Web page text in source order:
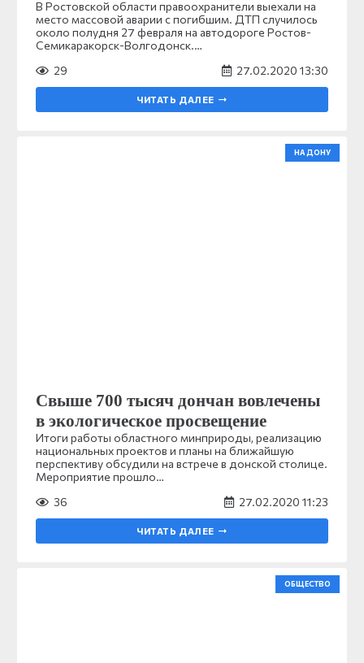
В Ростовской области правоохранители выехали на
место массовой аварии с погибшим. ДТП случилось
около полудня 27 февраля на автодороге Ростов-
Семикаракорск-Волгодонск.…
29
27.02.2020 13:30
ЧИТАТЬ ДАЛЕЕ
НА ДОНУ
Свыше 700 тысяч дончан вовлечены
в экологическое просвещение
Итоги работы областного минприроды, реализацию
национальных проектов и планы на ближайшую
перспективу обсудили на встрече в донской столице.
Мероприятие прошло…
36
27.02.2020 11:23
ЧИТАТЬ ДАЛЕЕ
ОБЩЕСТВО